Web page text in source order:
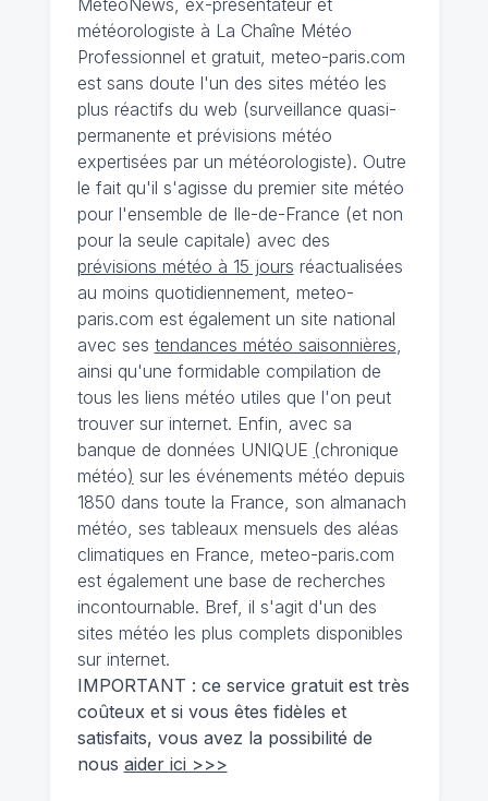
MeteoNews, ex-présentateur et
météorologiste à La Chaîne Météo
Professionnel et gratuit, meteo-paris.com
est sans doute l'un des sites météo les
plus réactifs du web (surveillance quasi-
permanente et prévisions météo
expertisées par un météorologiste). Outre
le fait qu'il s'agisse du premier site météo
pour l'ensemble de Ile-de-France (et non
pour la seule capitale) avec des
prévisions météo à 15 jours réactualisées
au moins quotidiennement, meteo-
paris.com est également un site national
avec ses tendances météo saisonnières,
ainsi qu'une formidable compilation de
tous les liens météo utiles que l'on peut
trouver sur internet. Enfin, avec sa
banque de données UNIQUE (chronique
météo) sur les événements météo depuis
1850 dans toute la France, son almanach
météo, ses tableaux mensuels des aléas
climatiques en France, meteo-paris.com
est également une base de recherches
incontournable. Bref, il s'agit d'un des
sites météo les plus complets disponibles
sur internet.
IMPORTANT : ce service gratuit est très
coûteux et si vous êtes fidèles et
satisfaits, vous avez la possibilité de
nous aider ici >>>